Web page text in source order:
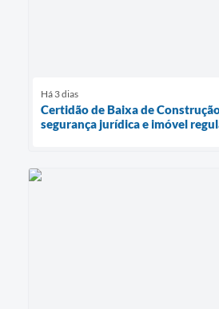
Há 3 dias
Certidão de Baixa de
segurança jurídica e imóvel